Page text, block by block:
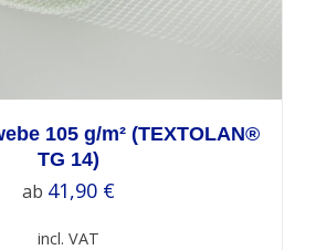
105 g/m² (TEXTOLAN®
TG 14)
ab 41,90 €
incl. VAT